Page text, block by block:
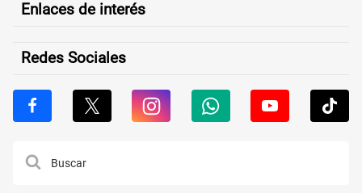
Enlaces de interés
Redes Sociales